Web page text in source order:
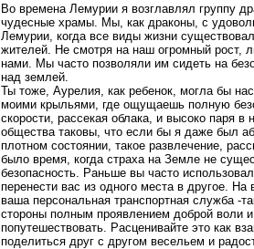
Во времена Лемурии я возглавлял группу
чудесные храмы. Мы, как драконы, с
Лемурии, когда все виды жизни
жителей. Не смотря на наш огромный рост,
нами. Мы часто позволяли им сидеть на
над землей.
Ты тоже, Аурелия, как ребенок, могла бы
моими крыльями, где ощущаешь полную
скорости, рассекая облака, и высоко паря
общества таковы, что если бы я даже был
плотном состоянии, такое развлечение,
было время, когда страха на Земле не
безопасность. Раньше вы часто
перенести вас из одного места в другое.
ваша персональная транспортная служба -
стороны полным проявлением доброй воли
попутешествовать. Расценивайте это как
поделиться друг с другом весельем и